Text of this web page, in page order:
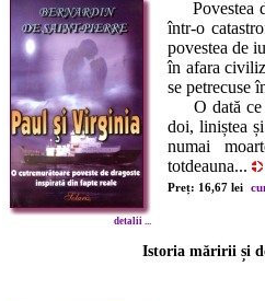
detalii ...
Povestea
într-o
povestea de
în afara
se petrecuse
O dată ce
doi, liniștea
numai
totdeauna...
Preț: 16,67 lei
Istoria măririi și